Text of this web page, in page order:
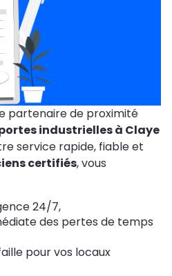
partenaire de proximité
industrielles à Claye
service rapide, fiable et
certifiés, vous
24/7,
des pertes de temps
pour vos locaux